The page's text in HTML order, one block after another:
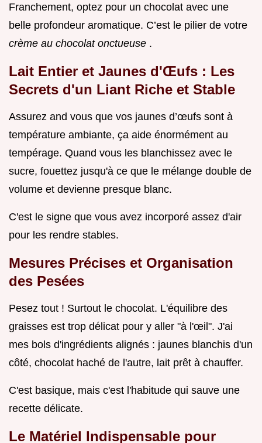
Franchement, optez pour un chocolat avec une
belle profondeur aromatique. C’est le pilier de votre
crème au chocolat onctueuse .
Lait Entier et Jaunes d'Œufs : Les
Secrets d'un Liant Riche et Stable
Assurez and vous que vos jaunes d’œufs sont à
température ambiante, ça aide énormément au
tempérage. Quand vous les blanchissez avec le
sucre, fouettez jusqu'à ce que le mélange double de
volume et devienne presque blanc.
C'est le signe que vous avez incorporé assez d'air
pour les rendre stables.
Mesures Précises et Organisation
des Pesées
Pesez tout ! Surtout le chocolat. L'équilibre des
graisses est trop délicat pour y aller "à l'œil". J'ai
mes bols d'ingrédients alignés : jaunes blanchis d'un
côté, chocolat haché de l'autre, lait prêt à chauffer.
C'est basique, mais c'est l'habitude qui sauve une
recette délicate.
Le Matériel Indispensable pour